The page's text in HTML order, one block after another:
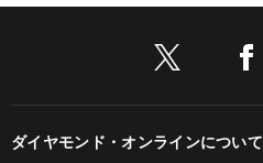
ダイヤモンド・オンラインについて